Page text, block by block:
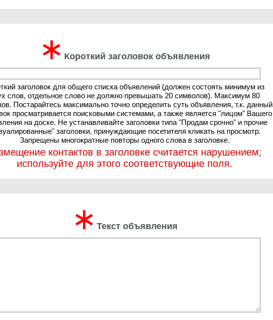
∗ Короткий заголовок объявления
заголовок для общего списка объявлений (должен состоять минимум из
слов, отдельное слово не должно превышать 20 символов). Максимум 80
Постарайтесь максимально точно определить суть объявления, т.к. данный
просматривается поисковыми системами, а также является "лицом" Вашего
на доске. Не устанавливайте заголовки типа "Продам срочно" и прочие
заголовки, принуждающие посетителя кликать на просмотр.
Запрещены многократные повторы одного слова в заголовке.
контактов в заголовке считается нарушением;
используйте для этого соответствующие поля.
∗ Текст объявления